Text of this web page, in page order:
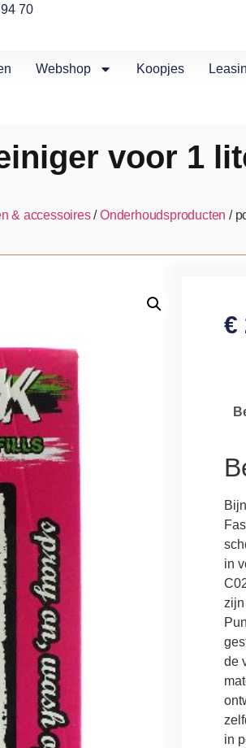
70
Webshop Koopjes
voor 1
& accessoires/Onderhoudsproducten /
€
in
de
in